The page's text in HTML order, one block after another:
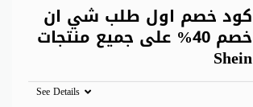
كود خصم اول طلب شي ان
خصم 40% على جميع منتجات
Shein
See Details